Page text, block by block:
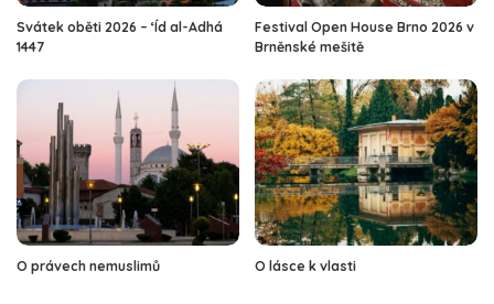
Svátek oběti 2026 – ‘Íd al-Adhá
1447
Festival Open House Brno 2026 v
Brněnské mešitě
O právech nemuslimů O lásce k vlasti